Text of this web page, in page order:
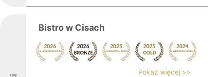
Bistro w Cisach
Pokaż więcej >>